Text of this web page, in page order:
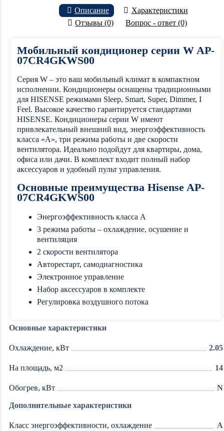
Описание
Характеристики
Отзывы (0)
Вопрос - ответ (0)
Мобильный кондиционер cерии W AP-
07CR4GKWS00
Серия W – это ваш мобильный климат в компактном
исполнении. Кондиционеры оснащены традиционными
для HISENSE режимами Sleep, Smart, Super, Dimmer, I
Feel. Высокое качество гарантируется стандартами
HISENSE. Кондиционеры серии W имеют
привлекательный внешний вид, энергоэффективность
класса «А», три режима работы и две скорости
вентилятора. Идеально подойдут для квартиры, дома,
офиса или дачи. В комплект входит полный набор
аксессуаров и удобный пульт управления.
Основные преимущества Hisense AP-
07CR4GKWS00
Энергоэффективность класса А
3 режима работы – охлаждение, осушение и
вентиляция
2 скорости вентилятора
Авторестарт, самодиагностика
Электронное управление
Набор аксессуаров в комплекте
Регулировка воздушного потока
Основные характеристики
Охлаждение, кВт 2.05
На площадь, м2 14
Обогрев, кВт N
Дополнительные характеристики
Класс энергоэффективности, охлаждение A